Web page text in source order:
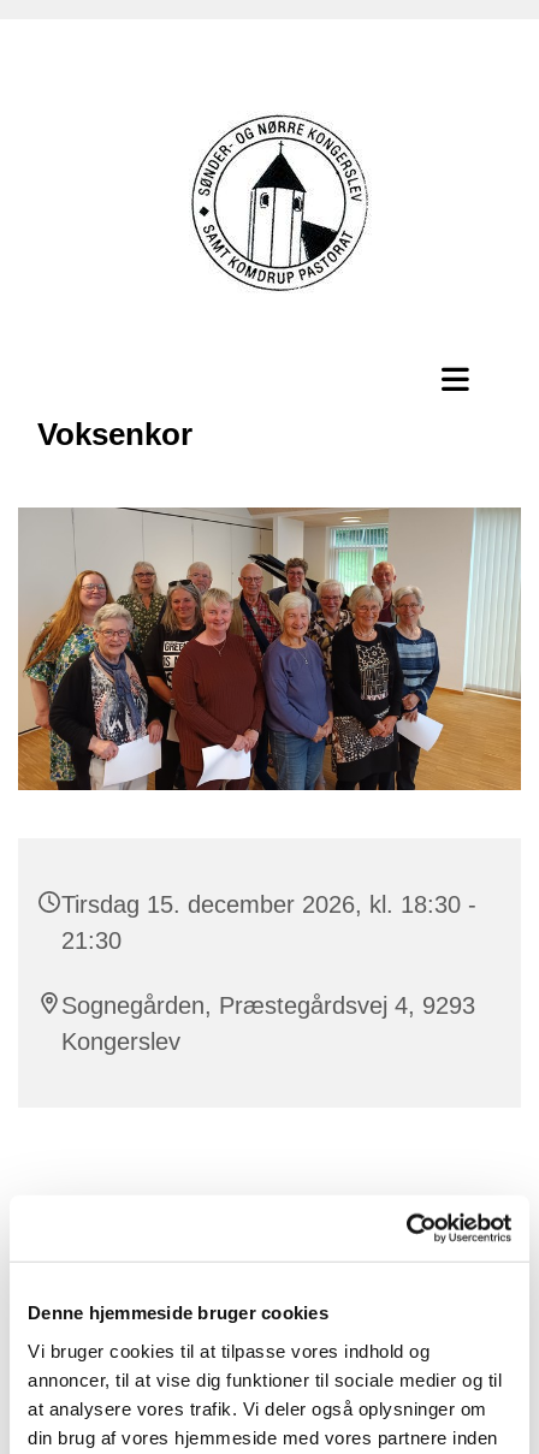
Denne hjemmeside bruger cookies
Vi bruger cookies til at tilpasse vores indhold og
annoncer, til at vise dig funktioner til sociale medier og til
at analysere vores trafik. Vi deler også oplysninger om
din brug af vores hjemmeside med vores partnere inden
Voksenkor
Tirsdag 15. december 2026, kl. 18:30 -
21:30
Sognegården, Præstegårdsvej 4, 9293
Kongerslev